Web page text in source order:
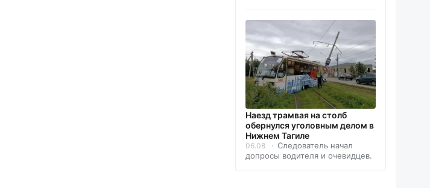
Наезд трамвая на столб
обернулся уголовным делом в
Нижнем Тагиле
06.08
Следователь начал
допросы водителя и очевидцев.